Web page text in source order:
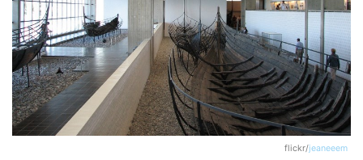
flickr/jeaneeem